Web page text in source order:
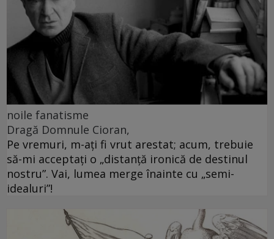
noile fanatisme
Dragă Domnule Cioran,
Pe vremuri, m-ați fi vrut arestat; acum, trebuie
să-mi acceptați o „distanță ironică de destinul
nostru”. Vai, lumea merge înainte cu „semi-
idealuri”!